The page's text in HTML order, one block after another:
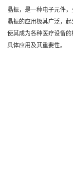
晶振，是一种电子元件
晶振的应用极其广泛，
使其成为各种医疗设备
具体应用及其重要性。